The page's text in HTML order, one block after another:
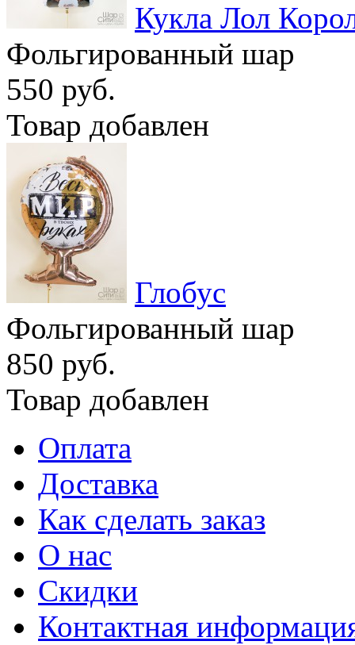
Кукла Лол
Фольгированный шар
550 руб.
Товар добавлен
Глобус
Фольгированный шар
850 руб.
Товар добавлен
Оплата
Доставка
Как сделать заказ
О нас
Скидки
Контактная